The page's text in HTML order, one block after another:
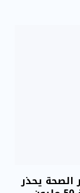
الصحة يحذر